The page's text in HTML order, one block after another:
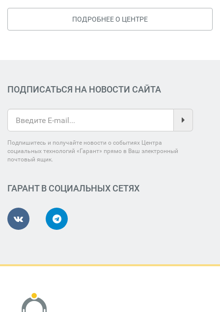
ПОДРОБНЕЕ О ЦЕНТРЕ
ПОДПИСАТЬСЯ НА НОВОСТИ САЙТА
Подпишитесь и получайте новости о событиях Центра
социальных технологий «Гарант» прямо в Ваш электронный
почтовый ящик.
ГАРАНТ В СОЦИАЛЬНЫХ СЕТЯХ